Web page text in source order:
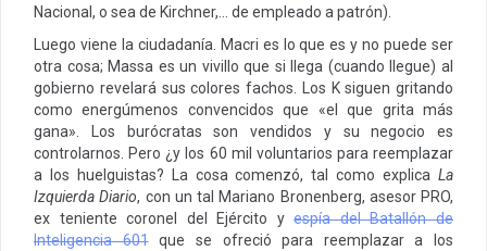
Nacional, o sea de Kirchner,… de empleado a patrón).
Luego viene la ciudadanía. Macri es lo que es y no puede ser
otra cosa; Massa es un vivillo que si llega (cuando llegue) al
gobierno revelará sus colores fachos. Los K siguen gritando
como energúmenos convencidos que «el que grita más
gana». Los burócratas son vendidos y su negocio es
controlarnos. Pero ¿y los 60 mil voluntarios para reemplazar
a los huelguistas? La cosa comenzó, tal como explica La
Izquierda Diario, con un tal Mariano Bronenberg, asesor PRO,
ex teniente coronel del Ejército yespía del Batallón de
Inteligencia 601que se ofreció para reemplazar a los